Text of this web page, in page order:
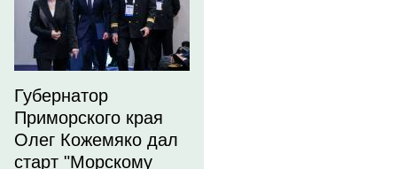
Губернатор
Приморского края
Олег Кожемяко дал
старт "Морскому